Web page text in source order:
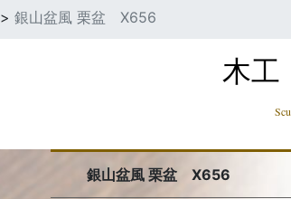
> 銀山盆風 栗盆 X656
木工
銀山盆風 栗盆 X656